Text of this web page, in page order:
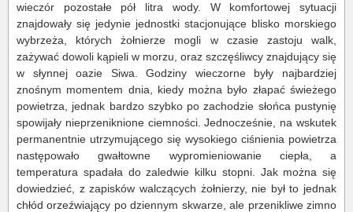
wieczór pozostałe pół litra wody. W komfortowej sytuacji
znajdowały się jedynie jednostki stacjonujące blisko morskiego
wybrzeża, których żołnierze mogli w czasie zastoju walk,
zażywać dowoli kąpieli w morzu, oraz szczęśliwcy znajdujący się
w słynnej oazie Siwa. Godziny wieczorne były najbardziej
znośnym momentem dnia, kiedy można było złapać świeżego
powietrza, jednak bardzo szybko po zachodzie słońca pustynię
spowijały nieprzeniknione ciemności. Jednocześnie, na wskutek
permanentnie utrzymującego się wysokiego ciśnienia powietrza
następowało gwałtowne wypromieniowanie ciepła, a
temperatura spadała do zaledwie kilku stopni. Jak można się
dowiedzieć, z zapisków walczących żołnierzy, nie był to jednak
chłód orzeźwiający po dziennym skwarze, ale przenikliwe zimno